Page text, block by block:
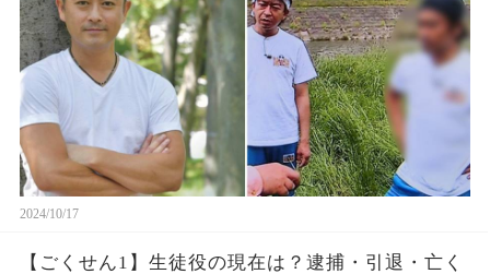
2024/10/17
【ごくせん1】生徒役の現在は？逮捕・引退・亡く